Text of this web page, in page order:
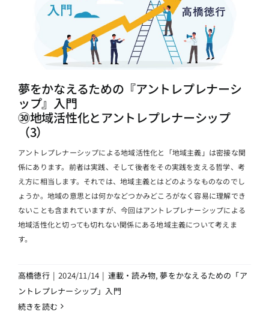
夢をかなえるための『アントレプレナーシ
ップ』入門
㉚地域活性化とアントレプレナーシップ
（3）
アントレプレナーシップによる地域活性化と「地域主義」は密接な関
係にあります。前者は実践、そして後者をその実践を支える哲学、考
え方に相当します。それでは、地域主義とはどのようなものなのでし
ょうか。地域の意思とは何かなどつかみどころがなく容易に理解でき
ないことも含まれていますが、今回はアントレプレナーシップによる
地域活性化と切っても切れない関係にある地域主義について考えま
す。
高橋徳行 | 2024/11/14 | 連載・読み物,夢をかなえるための「ア
ントレプレナーシップ」入門
続きを読む